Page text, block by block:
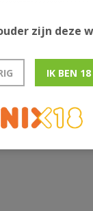
zijn deze
IK BEN